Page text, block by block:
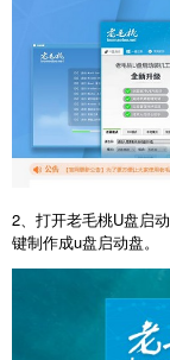
2、打开老毛桃U盘启
键制作成u盘启动盘。